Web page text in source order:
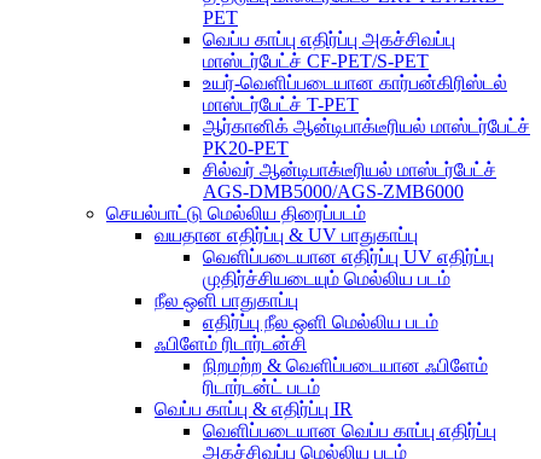
PET
வெப்ப காப்பு எதிர்ப்பு அகச்சிவப்பு
மாஸ்டர்பேட்ச் CF-PET/S-PET
உயர்-வெளிப்படையான கார்பன்கிரிஸ்டல்
மாஸ்டர்பேட்ச் T-PET
ஆர்கானிக் ஆன்டிபாக்டீரியல் மாஸ்டர்பேட்ச்
PK20-PET
சில்வர் ஆன்டிபாக்டீரியல் மாஸ்டர்பேட்ச்
AGS-DMB5000/AGS-ZMB6000
செயல்பாட்டு மெல்லிய திரைப்படம்
வயதான எதிர்ப்பு & UV பாதுகாப்பு
வெளிப்படையான எதிர்ப்பு UV எதிர்ப்பு
முதிர்ச்சியடையும் மெல்லிய படம்
நீல ஒளி பாதுகாப்பு
எதிர்ப்பு நீல ஒளி மெல்லிய படம்
ஃபிளேம் ரிடார்டன்சி
நிறமற்ற & வெளிப்படையான ஃபிளேம்
ரிடார்டன்ட் படம்
வெப்ப காப்பு & எதிர்ப்பு IR
வெளிப்படையான வெப்ப காப்பு எதிர்ப்பு
அகச்சிவப்பு மெல்லிய படம்